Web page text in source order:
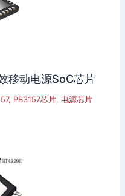
移动电源SoC芯片
, PB3157芯片, 电源芯片